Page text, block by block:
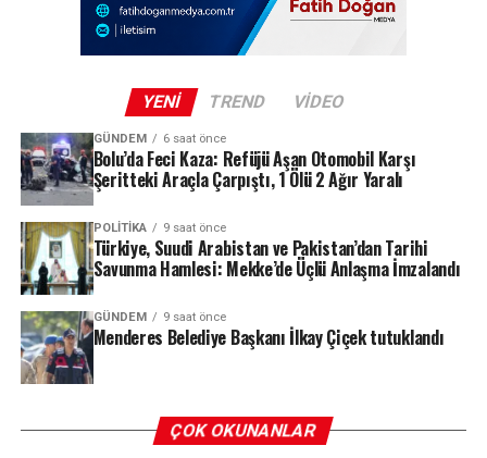
anma ve veda töreni gerçekleştirilecek. Törene
sanatçının ailesi, yakın dostları ve sevenlerinin yoğun
YENI TREND VIDEO
GÜNDEM 6 saat önce
Bolu’da Feci Kaza: Refüjü Aşan Otomobil Karşı
Şeritteki Araçla Çarpıştı, 1 Ölü 2 Ağır Yaralı
POLITIKA 9 saat önce
Türkiye, Suudi Arabistan ve Pakistan’dan Tarihi
Savunma Hamlesi: Mekke’de Üçlü Anlaşma İmzalandı
GÜNDEM 9 saat önce
Menderes Belediye Başkanı İlkay Çiçek tutuklandı
ÇOK OKUNANLAR